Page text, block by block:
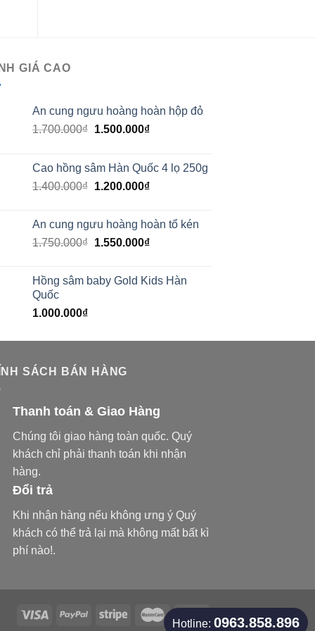
GIÁ CAO
An cung ngưu hoàng hoàn hộp đỏ
1.700.000₫ 1.500.000₫
Cao hồng sâm Hàn Quốc 4 lọ 250g
1.400.000₫ 1.200.000₫
An cung ngưu hoàng hoàn tổ kén
1.750.000₫ 1.550.000₫
Hồng sâm baby Gold Kids Hàn
Quốc
1.000.000₫
SÁCH BÁN HÀNG
Thanh toán & Giao Hàng
Chúng tôi giao hàng toàn quốc. Quý
khách chỉ phải thanh toán khi nhận
hàng.
Đổi trả
Khi nhận hàng nếu không ưng ý Quý
khách có thể trả lại mà không mất bất kì
phí nào!.
Hotline: 0963.858.896